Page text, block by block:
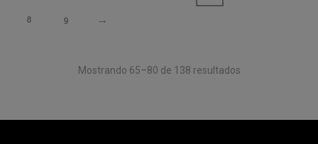
8 9 →
Mostrando 65–80 de 138 resultados